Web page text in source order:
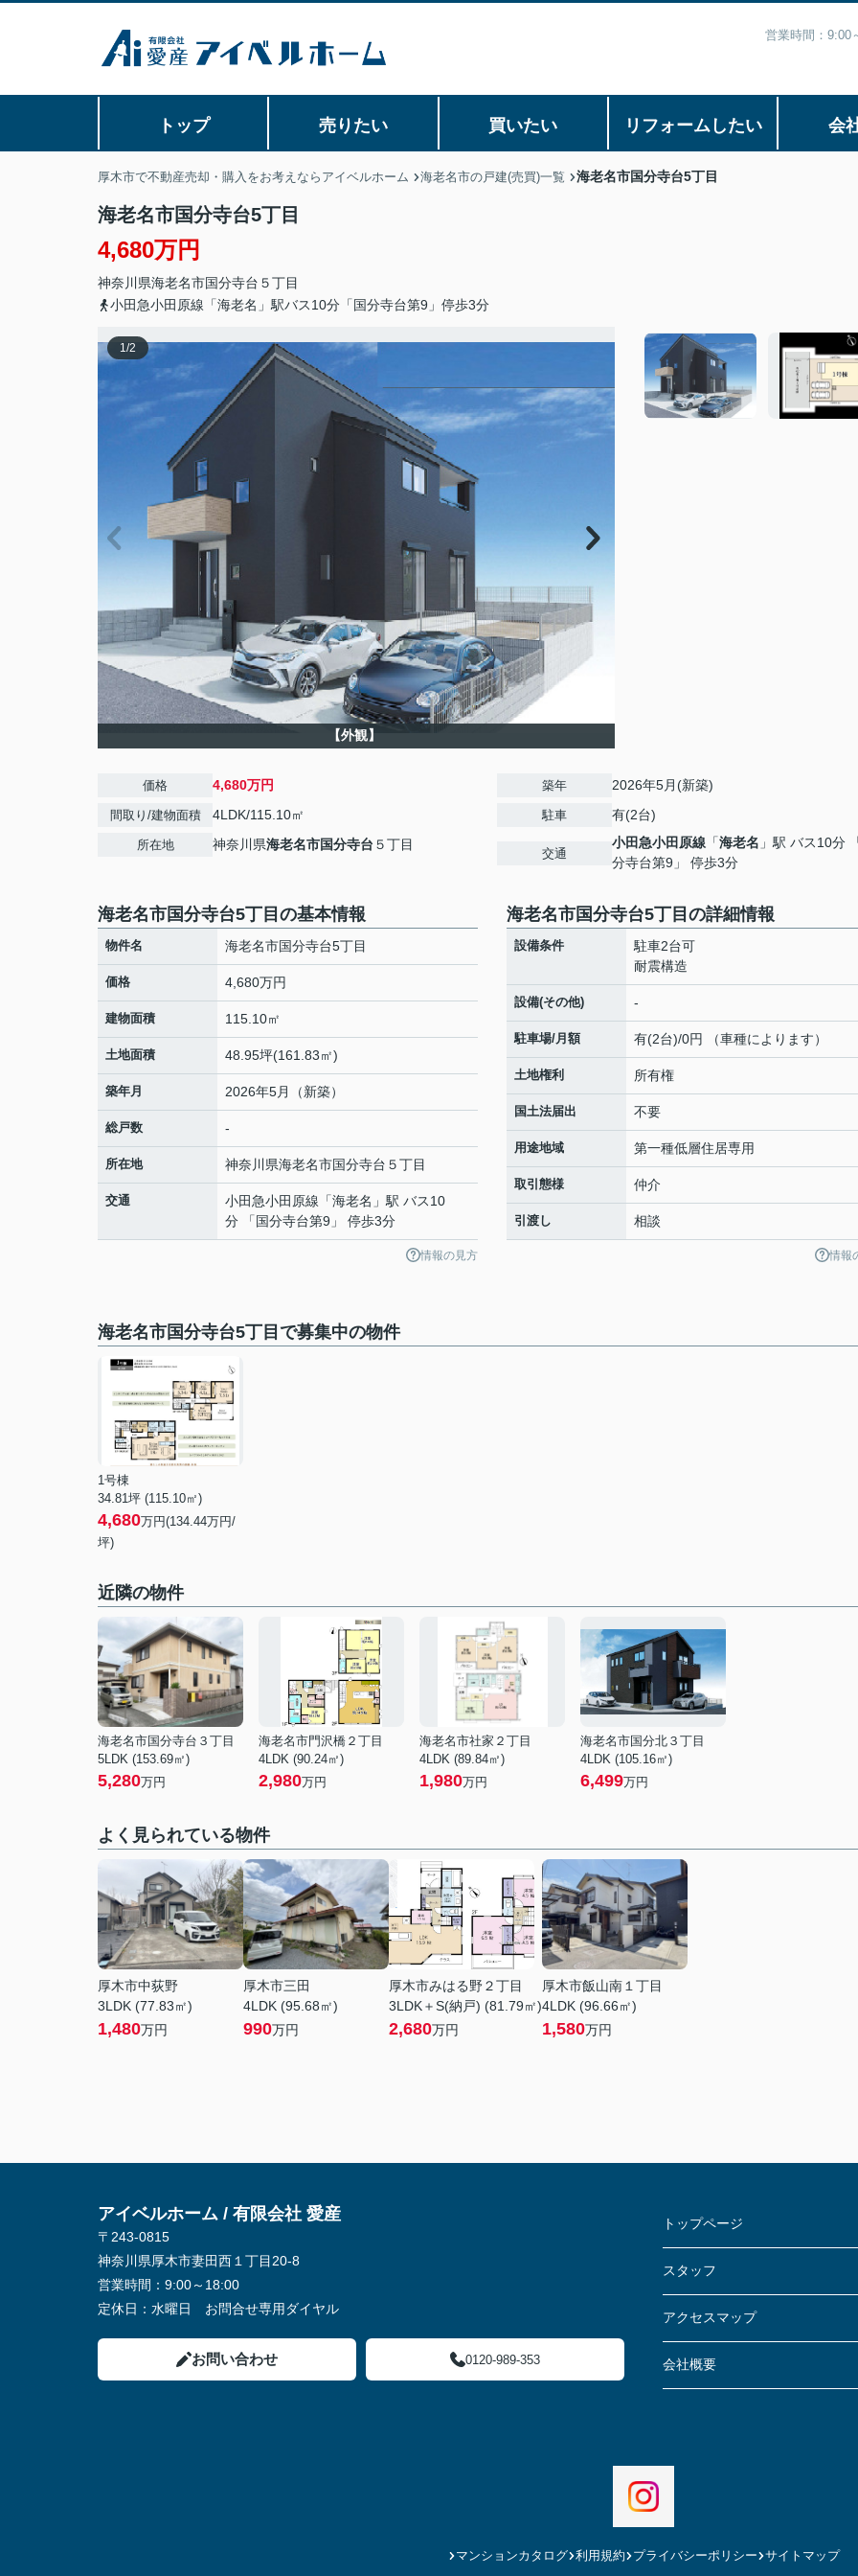
営業時間：
トップ 売りたい 買いたい リフォームしたい 会
厚木市で不動産売却・購入をお考えならアイベルホーム 海老名市の戸建(売買)一覧 海老名市国分寺台5丁目
海老名市国分寺台5丁目
4,680万円
神奈川県海老名市国分寺台 ５丁目
小田急小田原線「海老名」駅バス10分「国分寺台第9」停歩3分
1/2
【外観】
価格 4,680万円
間取り/建物面積 4LDK/115.10㎡
所在地 神奈川県海老名市国分寺台 ５丁目
築年 2026年5月(新築)
駐車 有(2台)
交通
小田急小田原線 「海老名 」駅 バス10分
分寺台第9」 停歩3分
海老名市国分寺台5丁目の基本情報
物件名 海老名市国分寺台5丁目
価格 4,680万円
建物面積 115.10㎡
土地面積 48.95坪(161.83㎡)
築年月 2026年5月（新築）
総戸数 -
所在地 神奈川県海老名市国分寺台 ５丁目
交通 小田急小田原線 「海老名 」駅 バス10
分 「国分寺台第9」 停歩3分
情報の見方
海老名市国分寺台5丁目の詳細情報
設備条件
駐車2台可
耐震構造
設備(その他) -
駐車場/月額 有(2台)/0円 （車種によります）
土地権利 所有権
国土法届出 不要
用途地域 第一種低層住居専用
取引態様 仲介
引渡し 相談
情報
海老名市国分寺台5丁目で募集中の物件
1号棟
34.81坪 (115.10㎡)
4,680万円(134.44万円/
坪)
近隣の物件
海老名市国分寺台３丁目
5LDK (153.69㎡)
5,280万円
海老名市門沢橋２丁目
4LDK (90.24㎡)
2,980万円
海老名市社家２丁目
4LDK (89.84㎡)
1,980万円
海老名市国分北３丁目
4LDK (105.16㎡)
6,499万円
よく見られている物件
厚木市中荻野
3LDK (77.83㎡)
1,480万円
厚木市三田
4LDK (95.68㎡)
990万円
厚木市みはる野２丁目
3LDK＋S(納戸) (81.79㎡)
2,680万円
厚木市飯山南１丁目
4LDK (96.66㎡)
1,580万円
アイベルホーム / 有限会社 愛産
〒243-0815
神奈川県厚木市妻田西１丁目20-8
営業時間： 9:00～18:00
定休日： 水曜日 お問合せ専用ダイヤル
お問い合わせ 0120-989-353
トップページ
スタッフ
アクセスマップ
会社概要
マンションカタログ 利用規約 プライバシーポリシー サイトマップ